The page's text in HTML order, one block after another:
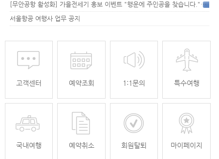
[무안공항 활성화] 가을전세기 홍보 이벤트 "행운에 주인공을 찾습니다."33
서울항공 여행사 업무 공지
고객센터 예약조회 1:1문의 특수여행
국내여행 예약취소 회원탈퇴 마이페이지